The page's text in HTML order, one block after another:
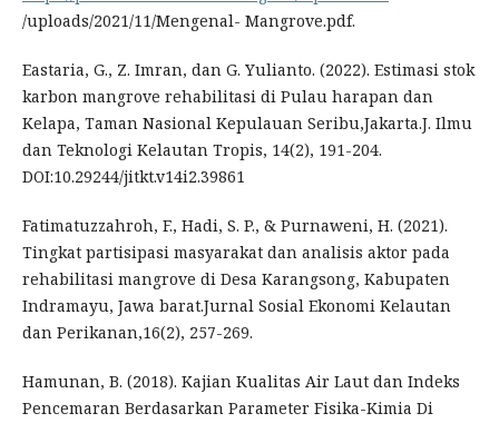
/uploads/2021/11/Mengenal- Mangrove.pdf.
Eastaria, G., Z. Imran, dan G. Yulianto. (2022). Estimasi stok
karbon mangrove rehabilitasi di Pulau harapan dan
Kelapa, Taman Nasional Kepulauan Seribu,Jakarta.J. Ilmu
dan Teknologi Kelautan Tropis, 14(2), 191-204.
DOI:10.29244/jitkt.v14i2.39861
Fatimatuzzahroh, F., Hadi, S. P., & Purnaweni, H. (2021).
Tingkat partisipasi masyarakat dan analisis aktor pada
rehabilitasi mangrove di Desa Karangsong, Kabupaten
Indramayu, Jawa barat.Jurnal Sosial Ekonomi Kelautan
dan Perikanan,16(2), 257-269.
Hamunan, B. (2018). Kajian Kualitas Air Laut dan Indeks
Pencemaran Berdasarkan Parameter Fisika-Kimia Di